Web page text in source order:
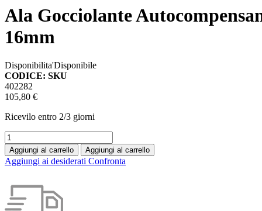
Ala Gocciolante
16mm
Disponibilita'Disponibile
CODICE: SKU
402282
105,80 €
Ricevilo entro 2/3 giorni
Aggiungi al carrello Aggiungi al carrello
Aggiungi ai desiderati Confronta